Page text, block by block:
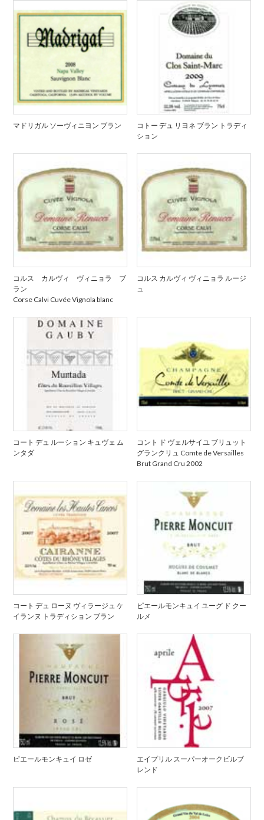
マドリガル ソーヴィニヨン ブラン
コトー デュ リヨネ ブラン トラディ
ション
コルス カルヴィ ヴィニョラ ブ
ラン
Corse Calvi Cuvée Vignola blanc
コルス カルヴィ ヴィニョラ ルージ
ュ
コート デュ ルーション キュヴェ ム
ンタダ
コント ド ヴェルサイユ ブリュット
グランクリュ Comte de Versailles
Brut Grand Cru 2002
コート デュ ローヌ ヴィラージュ ケ
イランヌ トラディション ブラン
ピエールモンキュイ ユーグ ド クー
ルメ
ピエールモンキュイ ロゼ
エイプリル スーパーオークビルブ
レンド